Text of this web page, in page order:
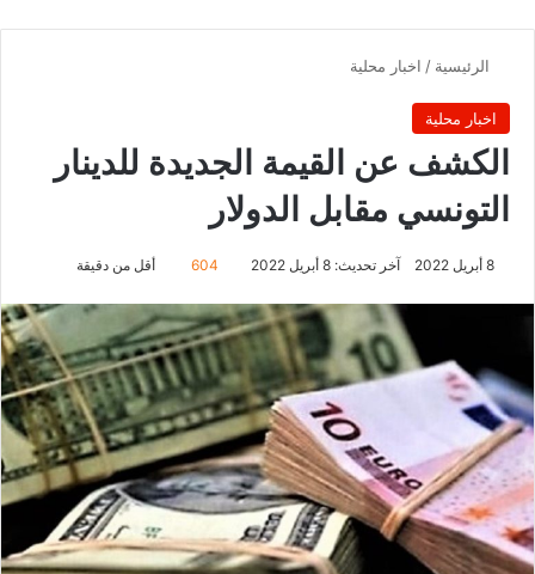
الرئيسية / اخبار محلية
اخبار محلية
الكشف عن القيمة الجديدة للدينار
التونسي مقابل الدولار
8 أبريل 2022 آخر تحديث: 8 أبريل 2022 604 أقل من دقيقة